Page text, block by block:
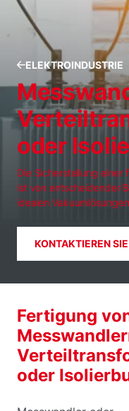
ELEKTROINDUSTRIE
oder
Die Sicherstellung einer
ist von entscheidender
idealen
KONTAKTIEREN
Fertigung
oder